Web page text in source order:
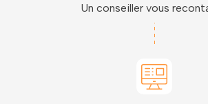
Un conseiller vous